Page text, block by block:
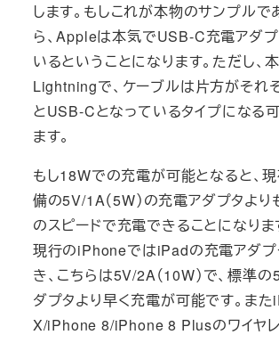
します。もしこれが本物のサンプルで
ら、Appleは本気でUSB-C充電アダ
いるということになります。ただし、
Lightningで、ケーブルは片方がそれ
とUSB-Cとなっているタイプになる
ます。
もし18Wでの充電が可能となると、
備の5V/1A（5W）の充電アダプタよ
のスピードで充電できることになりま
現行のiPhoneではiPadの充電アダプ
き、こちらは5V/2A（10W）で、標準
ダプタより早く充電が可能です。ま
X/iPhone 8/iPhone 8 Plusのワイヤ